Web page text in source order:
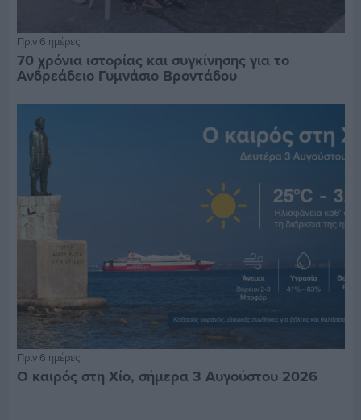
Πριν 6 ημέρες
70 χρόνια ιστορίας και συγκίνησης για το
Ανδρεάδειο Γυμνάσιο Βροντάδου
Πριν 6 ημέρες
Ο καιρός στη Χίο, σήμερα 3 Αυγούστου 2026